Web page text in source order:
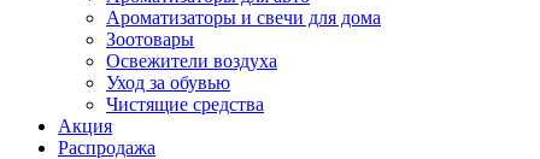
Ароматизаторы и свечи для дома
Зоотовары
Освежители воздуха
Уход за обувью
Чистящие средства
Акция
Распродажа